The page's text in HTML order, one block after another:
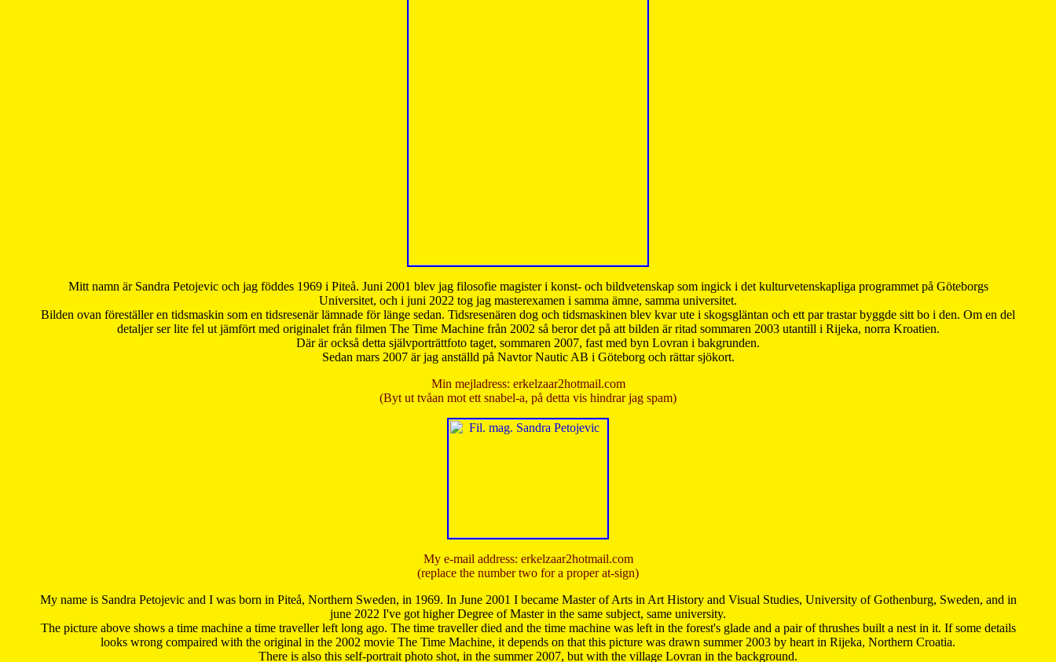
Mitt namn är Sandra Petojevic och jag föddes 1969 i Piteå. Juni 2001 blev jag filosofie magister i konst- och bildvetenskap som ingick i det kulturvetenskapliga programmet på Göteborgs
Universitet, och i juni 2022 tog jag masterexamen i samma ämne, samma universitet.
Bilden ovan föreställer en tidsmaskin som en tidsresenär lämnade för länge sedan. Tidsresenären dog och tidsmaskinen blev kvar ute i skogsgläntan och ett par trastar byggde sitt bo i den. Om en del
detaljer ser lite fel ut jämfört med originalet från filmen The Time Machine från 2002 så beror det på att bilden är ritad sommaren 2003 utantill i Rijeka, norra Kroatien.
Där är också detta självporträttfoto taget, sommaren 2007, fast med byn Lovran i bakgrunden.
Sedan mars 2007 är jag anställd på Navtor Nautic AB i Göteborg och rättar sjökort.
Min mejladress: erkelzaar2hotmail.com
(Byt ut tvåan mot ett snabel-a, på detta vis hindrar jag spam)
My e-mail address: erkelzaar2hotmail.com
(replace the number two for a proper at-sign)
My name is Sandra Petojevic and I was born in Piteå, Northern Sweden, in 1969. In June 2001 I became Master of Arts in Art History and Visual Studies, University of Gothenburg, Sweden, and in
june 2022 I've got higher Degree of Master in the same subject, same university.
The picture above shows a time machine a time traveller left long ago. The time traveller died and the time machine was left in the forest's glade and a pair of thrushes built a nest in it. If some details
looks wrong compaired with the original in the 2002 movie The Time Machine, it depends on that this picture was drawn summer 2003 by heart in Rijeka, Northern Croatia.
There is also this self-portrait photo shot, in the summer 2007, but with the village Lovran in the background.